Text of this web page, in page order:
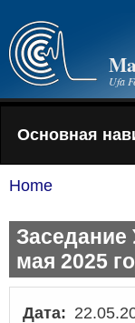
Skip
to
main
content
Ufa
Основная
Home
Заседание
мая 2025
Дата